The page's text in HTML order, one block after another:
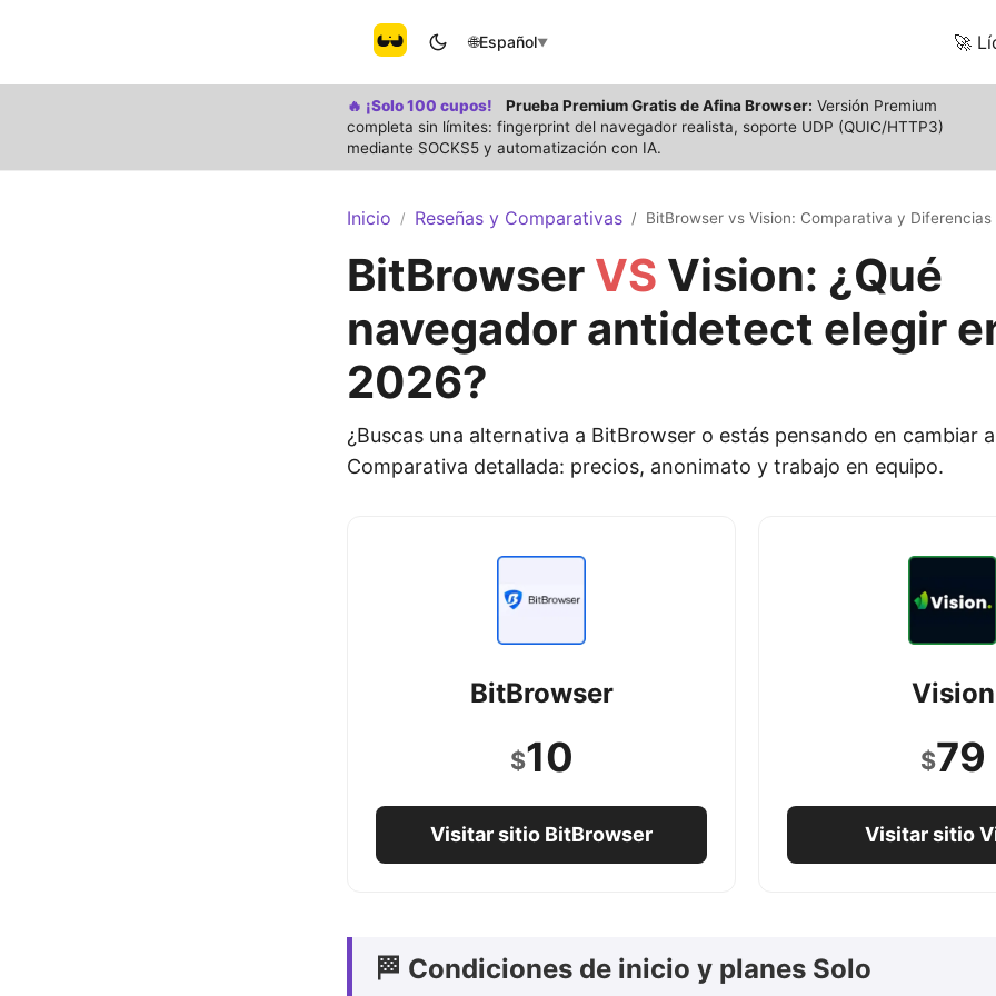
🌐Español▼ 🚀
🔥 ¡Solo 100 cupos! Prueba Premium Gratis de Afina Browser: Versión Premium
completa sin límites: fingerprint del navegador realista, soporte UDP (QUIC/HTTP3)
mediante SOCKS5 y automatización con IA.
Inicio / Reseñas y Comparativas / BitBrowser vs Vision: Comparativa y
BitBrowser VS Vision: ¿Qué
navegador antidetect elegir
2026?
¿Buscas una alternativa a BitBrowser o estás pensando en cambiar
Comparativa detallada: precios, anonimato y trabajo en equipo.
BitBrowser
$10
Visitar sitio BitBrowser
Vision
$79
Visitar sitio
🏁 Condiciones de inicio y planes Solo